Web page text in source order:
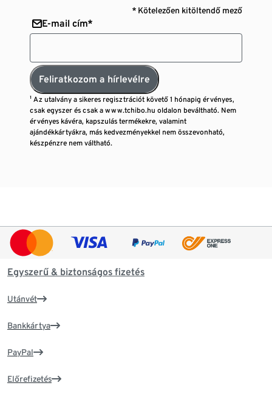
* Kötelezően kitöltendő mező
E-mail cím*
Feliratkozom a hírlevélre
¹ Az utalvány a sikeres regisztrációt követő 1 hónapig érvényes,
csak egyszer és csak a www.tchibo.hu oldalon beváltható. Nem
érvényes kávéra, kapszulás termékekre, valamint
ajándékkártyákra, más kedvezményekkel nem összevonható,
készpénzre nem váltható.
Egyszerű & biztonságos fizetés
Utánvét
Bankkártya
PayPal
Előrefizetés